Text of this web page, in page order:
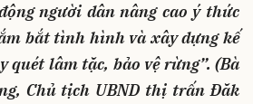
người dân nâng cao ý thức
bắt tình hình và xây dựng kế
lâm tặc, bảo vệ rừng”. (Bà
Chủ tịch UBND thị trấn Đăk